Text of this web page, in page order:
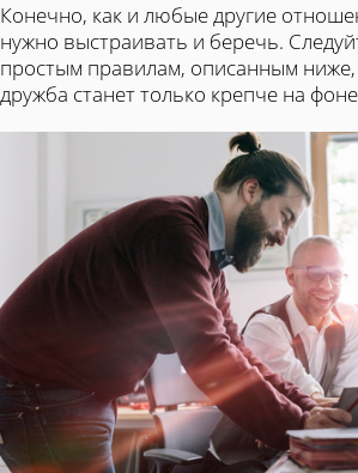
Конечно, как и любые другие
нужно выстраивать и беречь.
простым правилам, описанным ниже,
дружба станет только крепче на